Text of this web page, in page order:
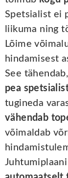
Spetsialist ei
liikuma ning
Lõime
hindamisest
See
pea
tugineda
vähendab
võimaldab